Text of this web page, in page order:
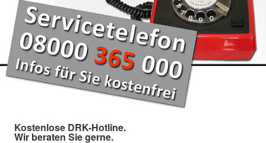
Kostenlose DRK-Hotline.
Wir beraten Sie gerne.